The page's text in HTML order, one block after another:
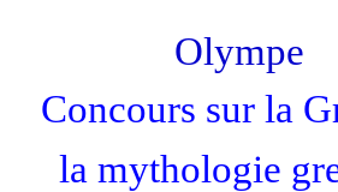
Olympe
Concours sur la
la mythologie